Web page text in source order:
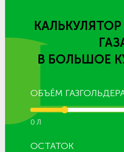
В БОЛЬШОЕ
ОБЪЁМ
0 Л
ОСТАТОК